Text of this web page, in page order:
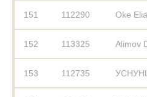
151 112290 Oke
152 113325 Alimov
153 112735